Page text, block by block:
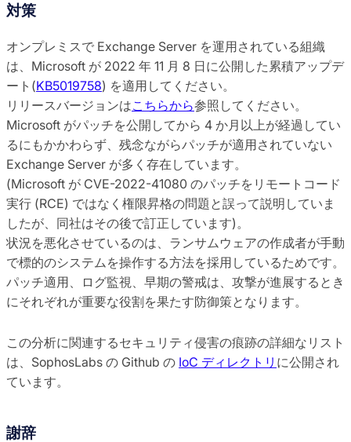
対策
オンプレミスで Exchange Server を運用されている組織
は、Microsoft が 2022 年 11 月 8 日に公開した累積アップデ
ート(KB5019758) を適用してください。
リリースバージョンはこちらから参照してください。
Microsoft がパッチを公開してから 4 か月以上が経過してい
るにもかかわらず、残念ながらパッチが適用されていない
Exchange Server が多く存在しています。
(Microsoft が CVE-2022-41080 のパッチをリモートコード
実行 (RCE) ではなく権限昇格の問題と誤って説明していま
したが、同社はその後で訂正しています)。
状況を悪化させているのは、ランサムウェアの作成者が手動
で標的のシステムを操作する方法を採用しているためです。
パッチ適用、ログ監視、早期の警戒は、攻撃が進展するとき
にそれぞれが重要な役割を果たす防御策となります。
この分析に関連するセキュリティ侵害の痕跡の詳細なリスト
は、SophosLabs の Github の IoC ディレクトリ に公開され
ています。
謝辞